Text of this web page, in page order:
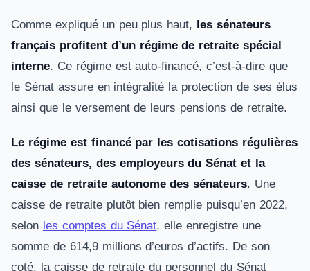
Comme expliqué un peu plus haut, les sénateurs
français profitent d’un régime de retraite spécial
interne. Ce régime est auto-financé, c’est-à-dire que
le Sénat assure en intégralité la protection de ses élus
ainsi que le versement de leurs pensions de retraite.
Le régime est financé par les cotisations régulières
des sénateurs, des employeurs du Sénat et la
caisse de retraite autonome des sénateurs. Une
caisse de retraite plutôt bien remplie puisqu’en 2022,
selon les comptes du Sénat, elle enregistre une
somme de 614,9 millions d’euros d’actifs. De son
coté, la caisse de retraite du personnel du Sénat